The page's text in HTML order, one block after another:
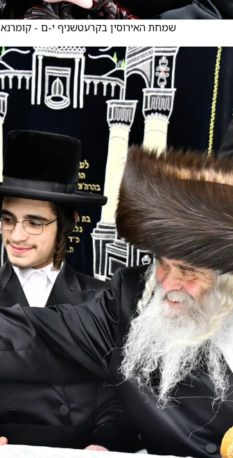
שמחת האירוסין בקרעטשניף י-ם - קומרנא